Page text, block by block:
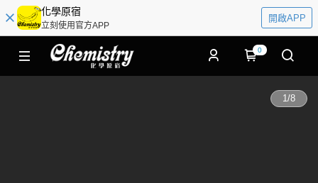
化學原宿
立刻使用官方APP
開啟APP
0
1/8